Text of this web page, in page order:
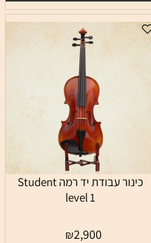
כינור עבודת יד רמה Student
level 1
₪2,900